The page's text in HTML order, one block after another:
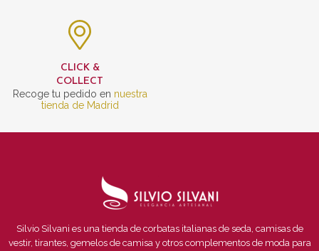
CLICK &
COLLECT
Recoge tu pedido en nuestra
tienda de Madrid
Silvio Silvani es una tienda de corbatas italianas de seda, camisas de
vestir, tirantes, gemelos de camisa y otros complementos de moda para